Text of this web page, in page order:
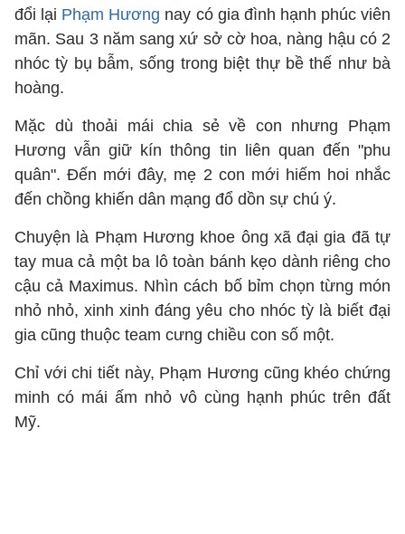
đổi lại Phạm Hương nay có gia đình hạnh phúc viên
mãn. Sau 3 năm sang xứ sở cờ hoa, nàng hậu có 2
nhóc tỳ bụ bẫm, sống trong biệt thự bề thế như bà
hoàng.
Mặc dù thoải mái chia sẻ về con nhưng Phạm
Hương vẫn giữ kín thông tin liên quan đến "phu
quân". Đến mới đây, mẹ 2 con mới hiếm hoi nhắc
đến chồng khiến dân mạng đổ dồn sự chú ý.
Chuyện là Phạm Hương khoe ông xã đại gia đã tự
tay mua cả một ba lô toàn bánh kẹo dành riêng cho
cậu cả Maximus. Nhìn cách bố bỉm chọn từng món
nhỏ nhỏ, xinh xinh đáng yêu cho nhóc tỳ là biết đại
gia cũng thuộc team cưng chiều con số một.
Chỉ với chi tiết này, Phạm Hương cũng khéo chứng
minh có mái ấm nhỏ vô cùng hạnh phúc trên đất
Mỹ.